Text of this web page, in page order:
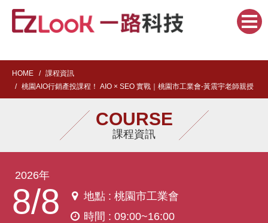
HOME
課程資訊
桃園AIO行銷產投課程！ AIO × SEO 實戰｜桃園市工業會-黃震宇老師親授
COURSE
課程資訊
2026年
8/8
地點 : 桃園市工業會
時間 : 09:00~16:00